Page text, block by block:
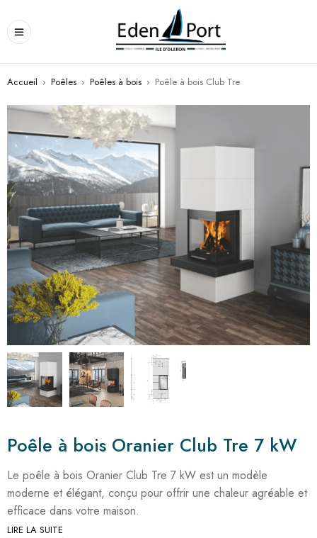
Accueil › Poêles › Poêles à bois › Poêle à bois Club Tre
Poêle à bois Oranier Club Tre 7 kW
Le poêle à bois Oranier Club Tre 7 kW est un modèle
moderne et élégant, conçu pour offrir une chaleur agréable et
efficace dans votre maison.
LIRE LA SUITE